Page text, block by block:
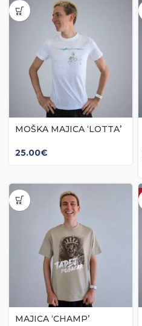
MOŠKA MAJICA ‘LOTTA’
25.00€
MAJICA ‘CHAMP’